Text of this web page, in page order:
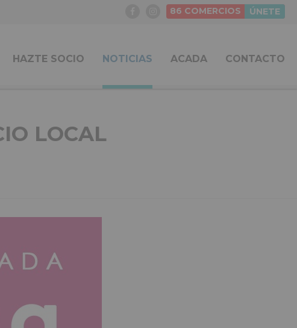
86 COMERCIOS ÚNETE
HAZTE SOCIO NOTICIAS ACADA CONTACTO
LOCAL